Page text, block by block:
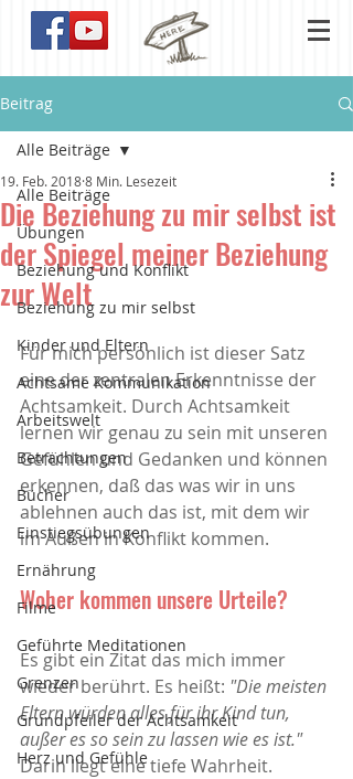
Beitrag
Alle Beiträge
Übungen
Beziehung und Konflikt
Beziehung zu mir selbst
Kinder und Eltern
Achtsame Kommunikation
Arbeitswelt
Betrachtungen
Bücher
Einstiegsübungen
Ernährung
Filme
Geführte Meditationen
Grenzen
Grundpfeiler der Achtsamkeit
Herz und Gefühle
Alle Beiträge
Die Beziehung zu mir selbst ist
der Spiegel meiner Beziehung
zur Welt
19. Feb. 20188 Min. Lesezeit
Für mich persönlich ist dieser Satz
eine der zentralen Erkenntnisse der
Achtsamkeit. Durch Achtsamkeit
lernen wir genau zu sein mit unseren
Gefühlen und Gedanken und können
erkennen, daß das was wir in uns
ablehnen auch das ist, mit dem wir
im Außen in Konflikt kommen.
Woher kommen unsere Urteile?
Es gibt ein Zitat das mich immer
wieder berührt. Es heißt: "Die meisten
Eltern würden alles für ihr Kind tun,
außer es so sein zu lassen wie es ist."
Darin liegt eine tiefe Wahrheit.